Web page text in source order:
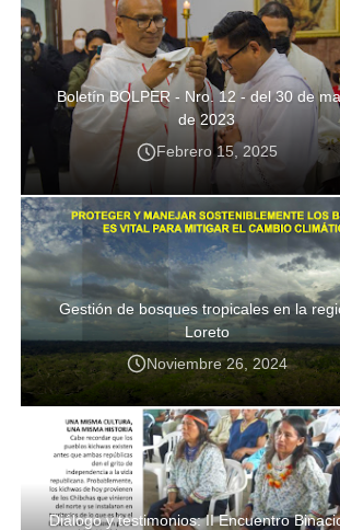
Boletín BOLPER - Nro. 12 - del 30 de
de 2023
Febrero 15, 2025
Gestión de bosques tropicales en la
Loreto
Noviembre 26, 2024
Diálogo y testimonios: II Encuentro